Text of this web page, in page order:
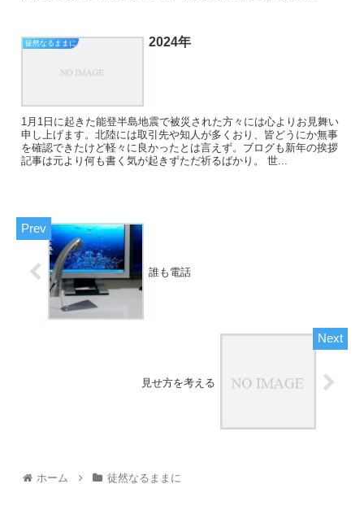
徒然なるままに 2024年
1月1日に起きた能登半島地震で被災された方々には心よりお見舞い
申し上げます。北陸には取引先や知人が多くおり、皆どうにか無事
を確認できたけど軽々に良かったとは言えず。ブログも新年の挨拶
記事は元より何も書く気が起きずただ祈るばかり。 世...
誰も電話
見せ方を考える
ホーム 徒然なるままに